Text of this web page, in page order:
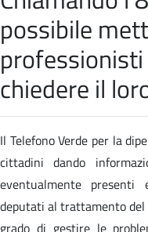
possibile
chiedere il
Il Telefono Verde per la
cittadini dando
eventualmente
deputati al trattamento del
grado di gestire le